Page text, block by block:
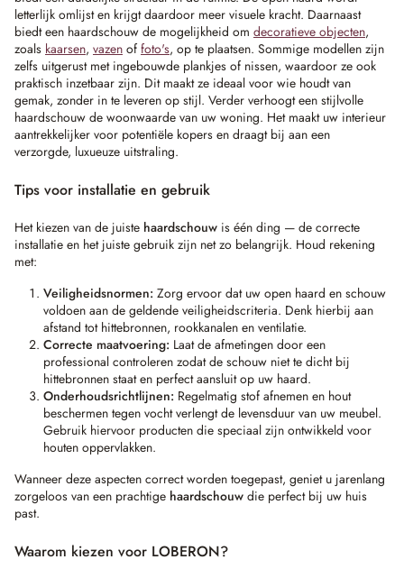
letterlijk omlijst en krijgt daardoor meer visuele kracht. Daarnaast
biedt een haardschouw de mogelijkheid om decoratieve objecten,
zoals kaarsen, vazen of foto's, op te plaatsen. Sommige modellen zijn
zelfs uitgerust met ingebouwde plankjes of nissen, waardoor ze ook
praktisch inzetbaar zijn. Dit maakt ze ideaal voor wie houdt van
gemak, zonder in te leveren op stijl. Verder verhoogt een stijlvolle
haardschouw de woonwaarde van uw woning. Het maakt uw interieur
aantrekkelijker voor potentiële kopers en draagt bij aan een
verzorgde, luxueuze uitstraling.
Tips voor installatie en gebruik
Het kiezen van de juiste haardschouw is één ding — de correcte
installatie en het juiste gebruik zijn net zo belangrijk. Houd rekening
met:
Veiligheidsnormen: Zorg ervoor dat uw open haard en schouw
voldoen aan de geldende veiligheidscriteria. Denk hierbij aan
afstand tot hittebronnen, rookkanalen en ventilatie.
Correcte maatvoering: Laat de afmetingen door een
professional controleren zodat de schouw niet te dicht bij
hittebronnen staat en perfect aansluit op uw haard.
Onderhoudsrichtlijnen: Regelmatig stof afnemen en hout
beschermen tegen vocht verlengt de levensduur van uw meubel.
Gebruik hiervoor producten die speciaal zijn ontwikkeld voor
houten oppervlakken.
Wanneer deze aspecten correct worden toegepast, geniet u jarenlang
zorgeloos van een prachtige haardschouw die perfect bij uw huis
past.
Waarom kiezen voor LOBERON?